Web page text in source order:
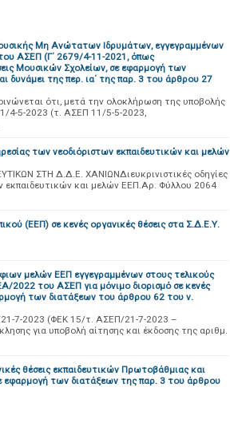
Μη Ανώτατων Ιδρυμάτων, εγγεγραμμένων
ΑΣΕΠ (Γ΄ 2679/4-11-2021, όπως
Μουσικών Σχολείων, σε εφαρμογή των
της περ. ια΄ της παρ. 3 του άρθρου 27
ότι, μετά την ολοκλήρωση της υποβολής
4-5-2023 (τ. ΑΣΕΠ 11/5-5-2023,
των νεοδιόριστων εκπαιδευτικών και μελών
ΣΤΗ Δ.Δ.Ε. ΧΑΝΙΩΝΔιευκρινιστικές οδηγίες
εκπαιδευτικών και μελών ΕΕΠ.Αρ. Φύλλου 2064
(ΕΕΠ) σε κενές οργανικές θέσεις στα Σ.Δ.Ε.Υ.
μελών ΕΕΠ εγγεγραμμένων στους τελικούς
2022 του ΑΣΕΠ για μόνιμο διορισμό σε κενές
των διατάξεων του άρθρου 62 του ν.
21-7-2023 (ΦΕΚ 15/τ. ΑΣΕΠ/21-7-2023 –
για υποβολή αίτησης και έκδοσης της αριθμ.
θέσεις εκπαιδευτικών Πρωτοβάθμιας και
εφαρμογή των διατάξεων της παρ. 3 του άρθρου